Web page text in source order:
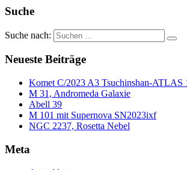
Suche
Suche nach:
Neueste Beiträge
Komet C/2023 A3 Tsuchinshan-ATLAS
M 31, Andromeda Galaxie
Abell 39
M 101 mit Supernova SN2023ixf
NGC 2237, Rosetta Nebel
Meta